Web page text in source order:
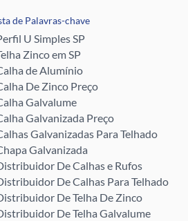
de Palavras-chave
U Simples SP
Zinco em SP
de Alumínio
De Zinco Preço
Galvalume
Galvanizada Preço
Galvanizadas Para Telhado
Galvanizada
De Calhas e Rufos
De Calhas Para Telhado
De Telha De Zinco
De Telha Galvalume